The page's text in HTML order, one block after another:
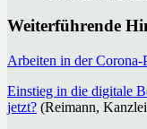
Weiterführende
Arbeiten in der Corona-
Einstieg in die digitale
jetzt? (Reimann,